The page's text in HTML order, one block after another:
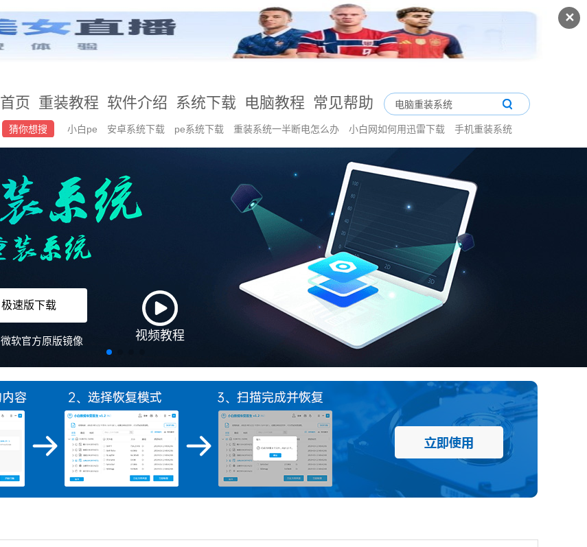
✕
首页 重装教程 软件介绍 系统下载 电脑教程 常见帮助
猜你想搜 小白pe 安卓系统下载 pe系统下载 重装系统一半断电怎么办 小白网如何用迅雷下载 手机重装系统